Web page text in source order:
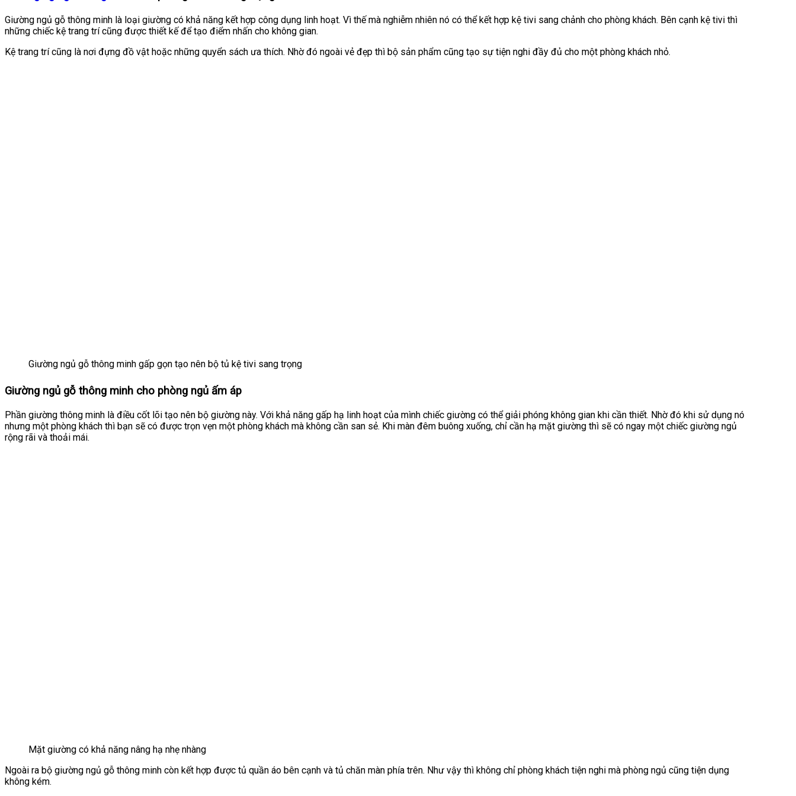
Giường ngủ gỗ thông minh là loại giường có khả năng kết hợp công dụng linh hoạt. Vì thế mà nghiễm nhiên nó có thể kết hợp kệ tivi sang chảnh cho phòng khách. Bên cạnh kệ tivi thì
những chiếc kệ trang trí cũng được thiết kế để tạo điểm nhấn cho không gian.
Kệ trang trí cũng là nơi đựng đồ vật hoặc những quyển sách ưa thích. Nhờ đó ngoài vẻ đẹp thì bộ sản phẩm cũng tạo sự tiện nghi đầy đủ cho một phòng khách nhỏ.
Giường ngủ gỗ thông minh gấp gọn tạo nên bộ tủ kệ tivi sang trọng
Giường ngủ gỗ thông minh cho phòng ngủ ấm áp
Phần giường thông minh là điều cốt lõi tạo nên bộ giường này. Với khả năng gấp hạ linh hoạt của mình chiếc giường có thể giải phóng không gian khi cần thiết. Nhờ đó khi sử dụng nó
nhưng một phòng khách thì bạn sẽ có được trọn vẹn một phòng khách mà không cần san sẻ. Khi màn đêm buông xuống, chỉ cần hạ mặt giường thì sẽ có ngay một chiếc giường ngủ
rộng rãi và thoải mái.
Mặt giường có khả năng nâng hạ nhẹ nhàng
Ngoài ra bộ giường ngủ gỗ thông minh còn kết hợp được tủ quần áo bên cạnh và tủ chăn màn phía trên. Như vậy thì không chỉ phòng khách tiện nghi mà phòng ngủ cũng tiện dụng
không kém.